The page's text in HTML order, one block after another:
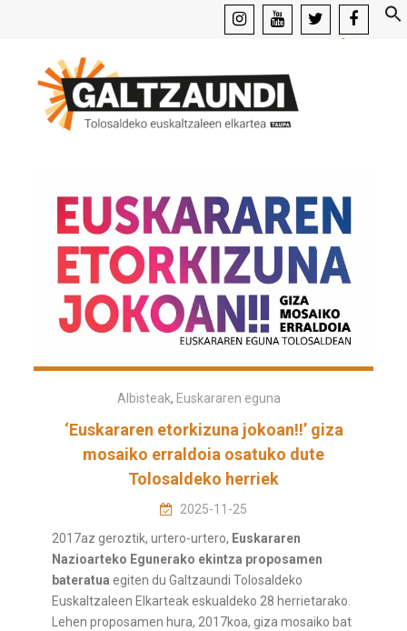
facebook
Albisteak, Euskararen eguna
‘Euskararen etorkizuna jokoan!!’ giza
mosaiko erraldoia osatuko dute
Tolosaldeko herriek
2025-11-25
2017az geroztik, urtero-urtero, Euskararen
Nazioarteko Egunerako ekintza proposamen
bateratua egiten du Galtzaundi Tolosaldeko
Euskaltzaleen Elkarteak eskualdeko 28 herrietarako.
Lehen proposamen hura, 2017koa, giza mosaiko bat